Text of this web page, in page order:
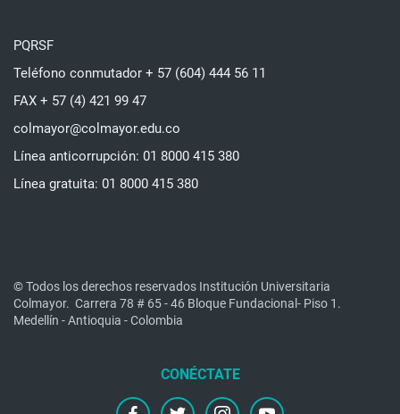
PQRSF
Teléfono conmutador + 57 (604) 444 56 11
FAX + 57 (4) 421 99 47
colmayor@colmayor.edu.co
Línea anticorrupción: 01 8000 415 380
Línea gratuita: 01 8000 415 380
© Todos los derechos reservados Institución Universitaria
Colmayor. Carrera 78 # 65 - 46 Bloque Fundacional- Piso 1.
Medellín - Antioquia - Colombia